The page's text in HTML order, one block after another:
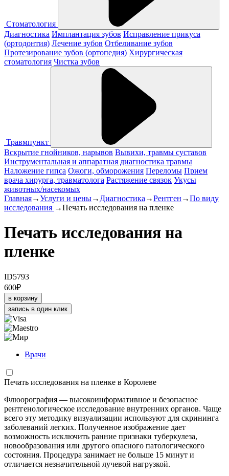
Стоматология
Диагностика Имплантация зубов Исправление прикуса
(ортодонтия) Лечение зубов Отбеливание зубов
Протезирование зубов (ортопедия) Хирургическая
стоматология Чистка зубов
Травмпункт
Вскрытие гнойников, нарывов Вывихи, травмы суставов
Инструментальная и аппаратная диагностика травмы
Наложение гипса Ожоги, обморожения Переломы Прием
врача хирурга, травматолога Растяжение связок Укусы
животных/насекомых
Главная→Услуги и цены→ Диагностика →Рентген →По виду
исследования →Печать исследования на пленке
Печать исследования на
пленке
ID5793
600₽
в корзину
запись в один клик
Врачи
Печать исследования на пленке в Королеве
Флюорография — высокоинформативное и безопасное
рентгенологическое исследование внутренних органов. Чаще
всего эту методику визуализации используют для скрининга
заболеваний легких. Полученное изображение дает
возможность исключить ранние признаки туберкулеза,
новообразования или другого опасного патологического
состояния. Процедура занимает не больше 15 минут и
отличается незначительной лучевой нагрузкой.